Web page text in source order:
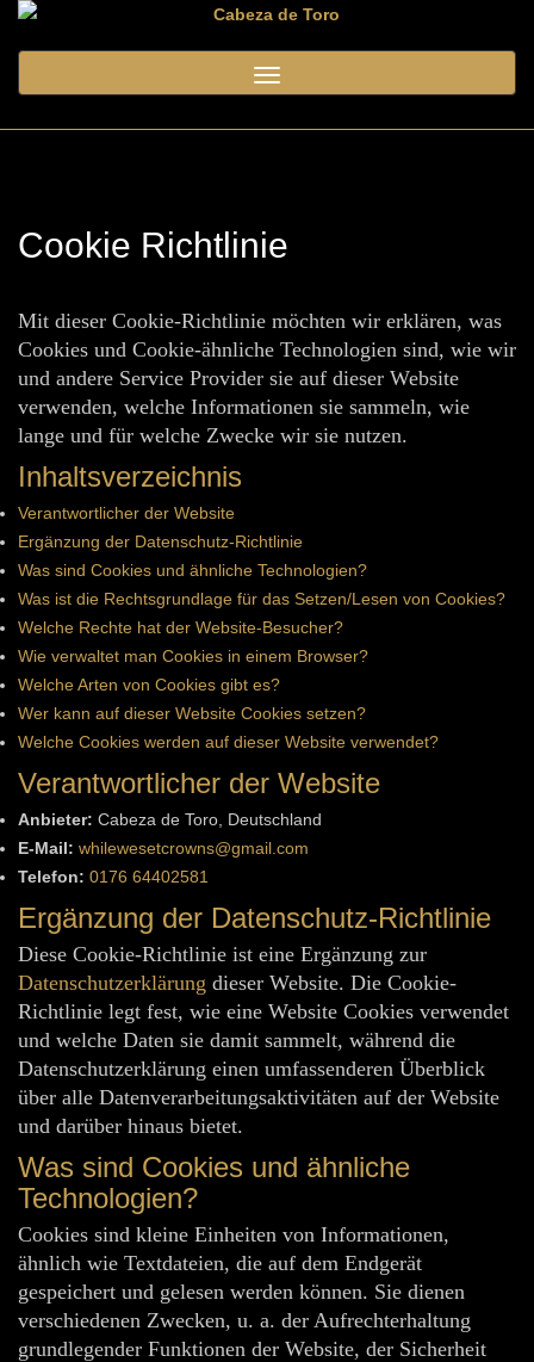
Toggle
Cookie Richtlinie
Mit dieser Cookie-Richtlinie möchten wir erklären, was
Cookies und Cookie-ähnliche Technologien sind, wie wir
und andere Service Provider sie auf dieser Website
verwenden, welche Informationen sie sammeln, wie
lange und für welche Zwecke wir sie nutzen.
Inhaltsverzeichnis
Verantwortlicher der Website
Ergänzung der Datenschutz-Richtlinie
Was sind Cookies und ähnliche Technologien?
Was ist die Rechtsgrundlage für das Setzen/Lesen von Cookies?
Welche Rechte hat der Website-Besucher?
Wie verwaltet man Cookies in einem Browser?
Welche Arten von Cookies gibt es?
Wer kann auf dieser Website Cookies setzen?
Welche Cookies werden auf dieser Website verwendet?
Verantwortlicher der Website
Anbieter: Cabeza de Toro, Deutschland
E-Mail: whilewesetcrowns@gmail.com
Telefon: 0176 64402581
Ergänzung der Datenschutz-Richtlinie
Diese Cookie-Richtlinie ist eine Ergänzung zur
Datenschutzerklärung dieser Website. Die Cookie-
Richtlinie legt fest, wie eine Website Cookies verwendet
und welche Daten sie damit sammelt, während die
Datenschutzerklärung einen umfassenderen Überblick
über alle Datenverarbeitungsaktivitäten auf der Website
und darüber hinaus bietet.
Was sind Cookies und ähnliche
Technologien?
Cookies sind kleine Einheiten von Informationen,
ähnlich wie Textdateien, die auf dem Endgerät
gespeichert und gelesen werden können. Sie dienen
verschiedenen Zwecken, u. a. der Aufrechterhaltung
grundlegender Funktionen der Website, der Sicherheit